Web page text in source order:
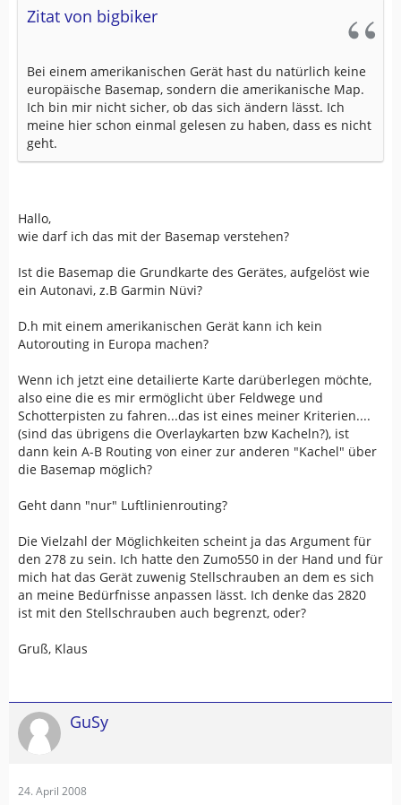
Zitat von bigbiker
Bei einem amerikanischen Gerät hast du natürlich keine
europäische Basemap, sondern die amerikanische Map.
Ich bin mir nicht sicher, ob das sich ändern lässt. Ich
meine hier schon einmal gelesen zu haben, dass es nicht
geht.
Hallo,
wie darf ich das mit der Basemap verstehen?
Ist die Basemap die Grundkarte des Gerätes, aufgelöst wie
ein Autonavi, z.B Garmin Nüvi?
D.h mit einem amerikanischen Gerät kann ich kein
Autorouting in Europa machen?
Wenn ich jetzt eine detailierte Karte darüberlegen möchte,
also eine die es mir ermöglicht über Feldwege und
Schotterpisten zu fahren...das ist eines meiner Kriterien....
(sind das übrigens die Overlaykarten bzw Kacheln?), ist
dann kein A-B Routing von einer zur anderen "Kachel" über
die Basemap möglich?
Geht dann "nur" Luftlinienrouting?
Die Vielzahl der Möglichkeiten scheint ja das Argument für
den 278 zu sein. Ich hatte den Zumo550 in der Hand und für
mich hat das Gerät zuwenig Stellschrauben an dem es sich
an meine Bedürfnisse anpassen lässt. Ich denke das 2820
ist mit den Stellschrauben auch begrenzt, oder?
Gruß, Klaus
GuSy
24. April 2008